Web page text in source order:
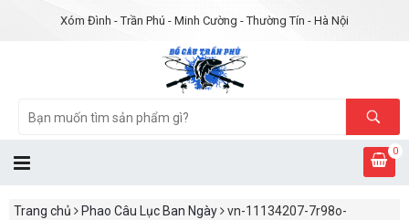
Xóm Đình - Trần Phú - Minh Cường - Thường Tín - Hà Nội
0
Trang chủ Phao Câu Lục Ban Ngày
vn-11134207-7r98o-